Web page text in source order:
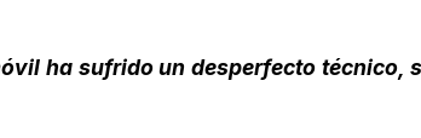
ha sufrido un desperfecto técnico,